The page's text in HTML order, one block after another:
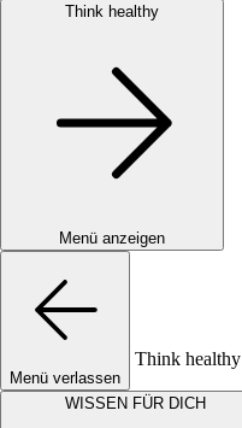
Think healthy
Menü anzeigen
Menü verlassen
Think healthy
WISSEN FÜR DICH